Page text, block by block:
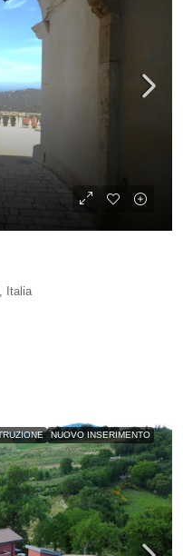
Italia
NUOVO INSERIMENTO